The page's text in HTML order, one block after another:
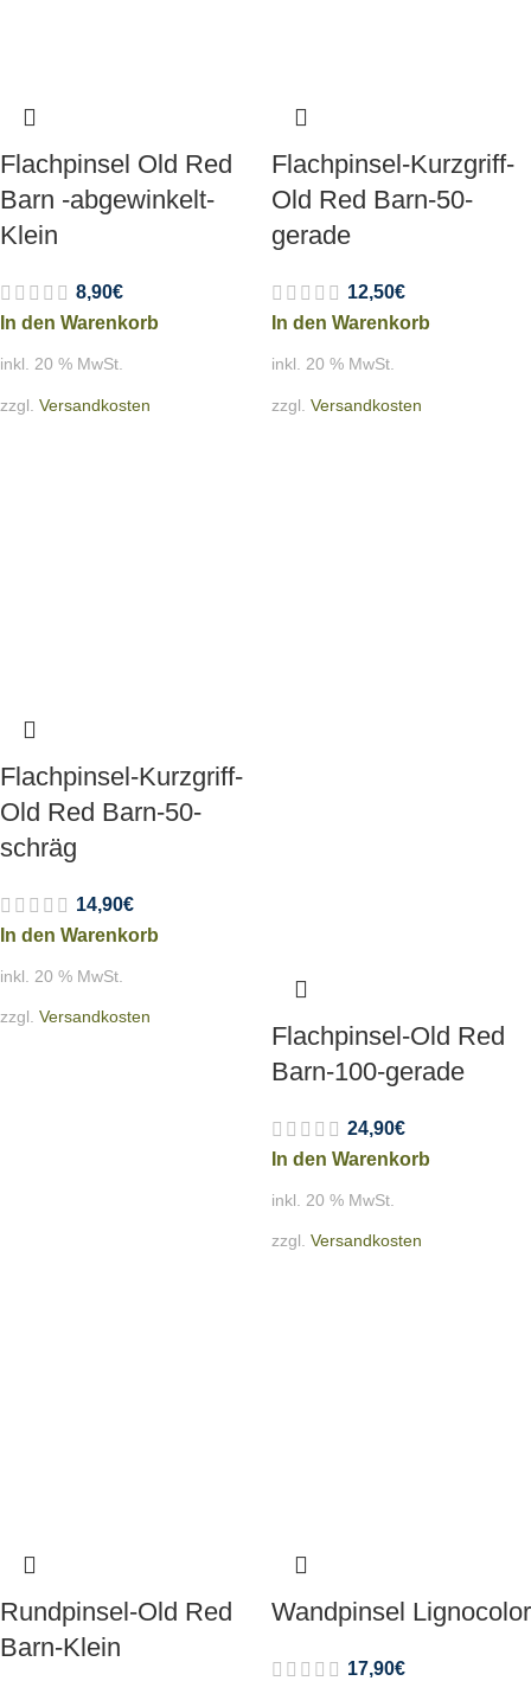
Flachpinsel Old Red
Barn -abgewinkelt-
Klein
8,90€
In den Warenkorb
inkl. 20 % MwSt.
zzgl. Versandkosten
Flachpinsel-Kurzgriff-
Old Red Barn-50-
gerade
12,50€
In den Warenkorb
inkl. 20 % MwSt.
zzgl. Versandkosten
Flachpinsel-Kurzgriff-
Old Red Barn-50-
schräg
14,90€
In den Warenkorb
inkl. 20 % MwSt.
zzgl. Versandkosten
Flachpinsel-Old Red
Barn-100-gerade
24,90€
In den Warenkorb
inkl. 20 % MwSt.
zzgl. Versandkosten
Rundpinsel-Old Red
Barn-Klein
Wandpinsel Lignocolor
17,90€